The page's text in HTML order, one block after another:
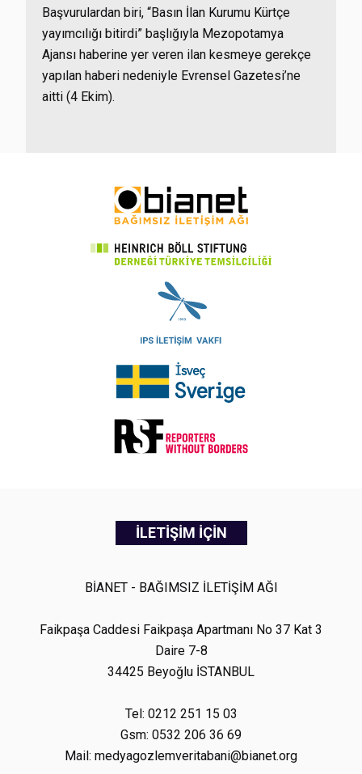
Başvurulardan biri, “Basın İlan Kurumu Kürtçe
yayımcılığı bitirdi” başlığıyla Mezopotamya
Ajansı haberine yer veren ilan kesmeye gerekçe
yapılan haberi nedeniyle Evrensel Gazetesi’ne
aitti (4 Ekim).
İLETİŞİM İÇİN
BİANET - BAĞIMSIZ İLETİŞİM AĞI
Faikpaşa Caddesi Faikpaşa Apartmanı No 37 Kat 3
Daire 7-8
34425 Beyoğlu İSTANBUL
Tel: 0212 251 15 03
Gsm: 0532 206 36 69
Mail: medyagozlemveritabani@bianet.org